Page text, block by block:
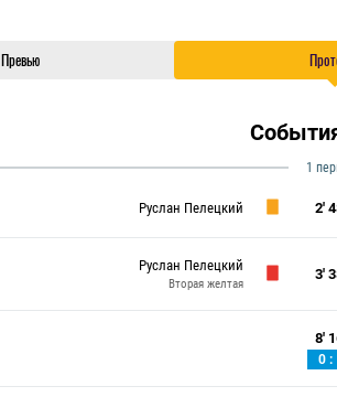
Превью
1
Руслан Пелецкий 2'
Руслан Пелецкий
Вторая желтая
3'
8'
0 :